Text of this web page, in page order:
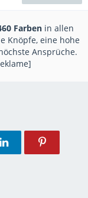
Farben in allen
Knöpfe, eine hohe
Ansprüche.